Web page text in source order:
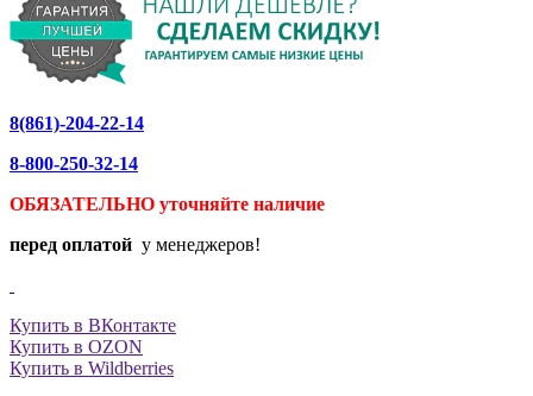
8(861)-204-22-14
8-800-250-32-14
ОБЯЗАТЕЛЬНО уточняйте наличие
перед оплатой у менеджеров!
Купить в ВКонтакте
Купить в OZON
Купить в Wildberries